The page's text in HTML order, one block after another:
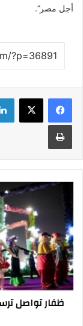
أجل مصر”.
فيسبوك‫X
طباعة
تواصل
ترسيخ
مكانتها
كإحدى
أبرز
الوجهات
السياحية
في
المنطقة
ظفار تواصل